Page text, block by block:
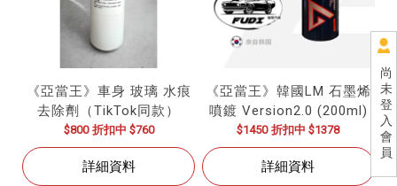
尚
未
登
入
會
員
《亞當王》車身 玻璃 水痕
去除劑（TikTok同款）
$800 折扣中 $760
詳細資料
《亞當王》韓國LM 石墨烯
噴鍍 Version2.0 (200ml)
$1450 折扣中 $1378
詳細資料